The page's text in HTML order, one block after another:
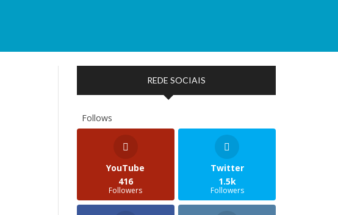
REDE SOCIAIS
Follows
YouTube
416
Followers
Twitter
1.5k
Followers